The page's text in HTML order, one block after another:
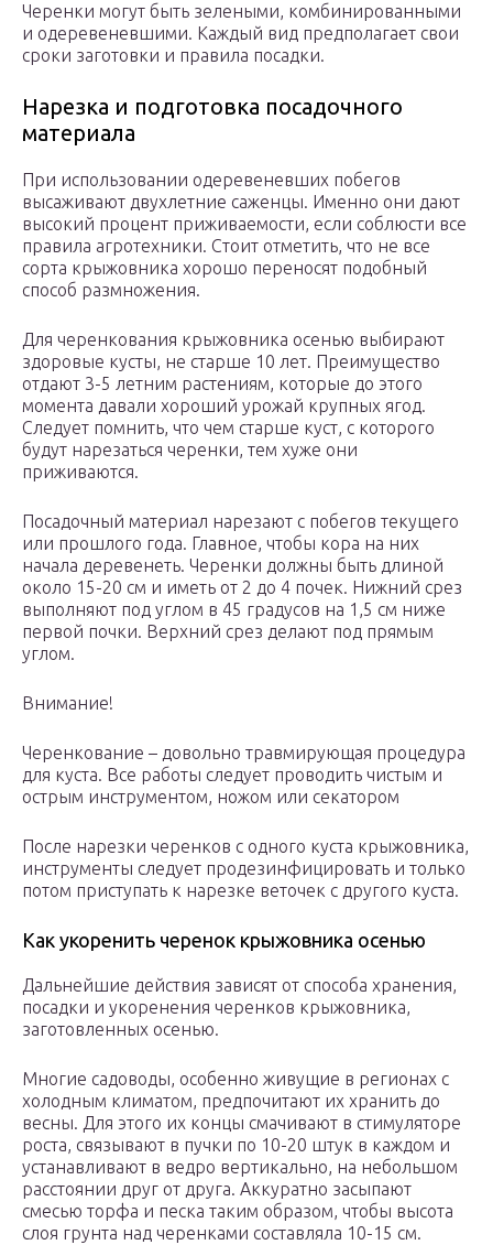
Черенки могут быть зелеными, комбинированными
и одеревеневшими. Каждый вид предполагает свои
сроки заготовки и правила посадки.
Нарезка и подготовка посадочного
материала
При использовании одеревеневших побегов
высаживают двухлетние саженцы. Именно они дают
высокий процент приживаемости, если соблюсти все
правила агротехники. Стоит отметить, что не все
сорта крыжовника хорошо переносят подобный
способ размножения.
Для черенкования крыжовника осенью выбирают
здоровые кусты, не старше 10 лет. Преимущество
отдают 3-5 летним растениям, которые до этого
момента давали хороший урожай крупных ягод.
Следует помнить, что чем старше куст, с которого
будут нарезаться черенки, тем хуже они
приживаются.
Посадочный материал нарезают с побегов текущего
или прошлого года. Главное, чтобы кора на них
начала деревенеть. Черенки должны быть длиной
около 15-20 см и иметь от 2 до 4 почек. Нижний срез
выполняют под углом в 45 градусов на 1,5 см ниже
первой почки. Верхний срез делают под прямым
углом.
Внимание!
Черенкование – довольно травмирующая процедура
для куста. Все работы следует проводить чистым и
острым инструментом, ножом или секатором
После нарезки черенков с одного куста крыжовника,
инструменты следует продезинфицировать и только
потом приступать к нарезке веточек с другого куста.
Как укоренить черенок крыжовника осенью
Дальнейшие действия зависят от способа хранения,
посадки и укоренения черенков крыжовника,
заготовленных осенью.
Многие садоводы, особенно живущие в регионах с
холодным климатом, предпочитают их хранить до
весны. Для этого их концы смачивают в стимуляторе
роста, связывают в пучки по 10-20 штук в каждом и
устанавливают в ведро вертикально, на небольшом
расстоянии друг от друга. Аккуратно засыпают
смесью торфа и песка таким образом, чтобы высота
слоя грунта над черенками составляла 10-15 см.